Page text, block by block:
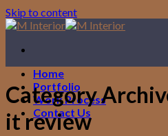
Skip to content
Home
Portfolio
Work Process
Contact Us
Category
it review